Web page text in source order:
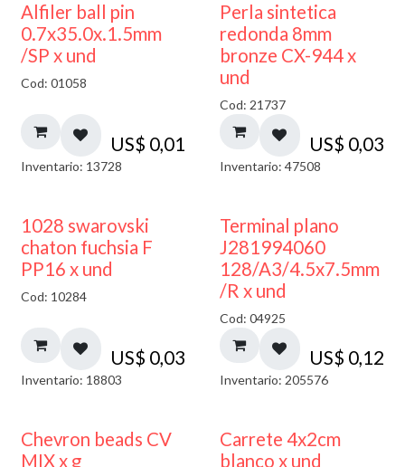
Alfiler ball pin
0.7x35.0x.1.5mm
/SP x und
Cod: 01058
US$ 0,01
Inventario: 13728
Perla sintetica
redonda 8mm
bronze CX-944 x
und
Cod: 21737
US$ 0,03
Inventario: 47508
1028 swarovski
chaton fuchsia F
PP16 x und
Cod: 10284
US$ 0,03
Inventario: 18803
Terminal plano
J281994060
128/A3/4.5x7.5mm
/R x und
Cod: 04925
US$ 0,12
Inventario: 205576
Chevron beads CV
MIX x g
Carrete 4x2cm
blanco x und